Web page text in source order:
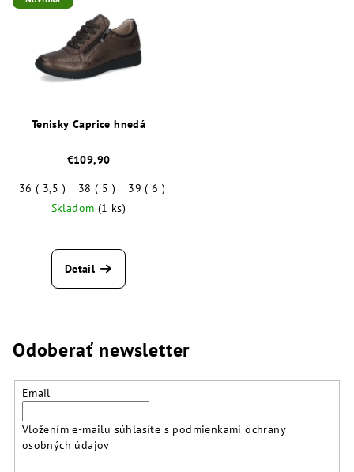
Tenisky Caprice hnedá
€109,90
36 ( 3,5 )
38 ( 5 ) 39 ( 6 )
Skladom (1 ks)
Detail
Odoberať newsletter
Email
Vložením e-mailu súhlasíte s podmienkami ochrany
osobných údajov